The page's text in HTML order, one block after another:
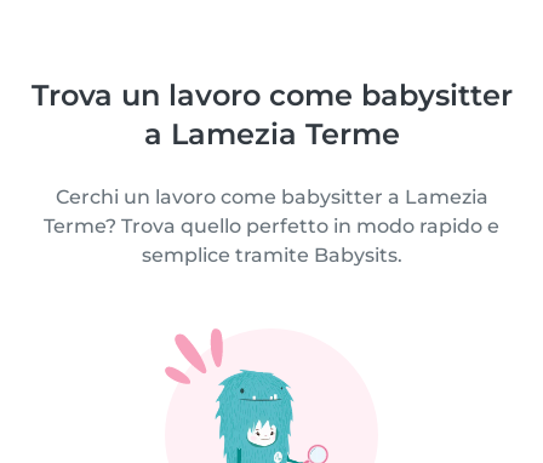
Trova un lavoro come babysitter
a Lamezia Terme
Cerchi un lavoro come babysitter a Lamezia
Terme? Trova quello perfetto in modo rapido e
semplice tramite Babysits.